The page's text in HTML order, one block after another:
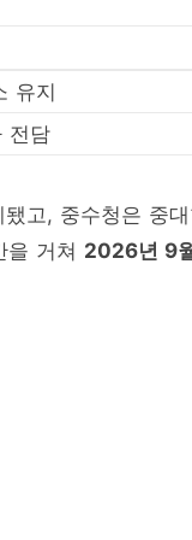
유지
전담
고, 중수청은 중
을 거쳐 2026년 9